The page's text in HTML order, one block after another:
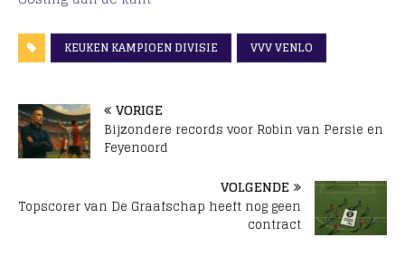
KEUKEN KAMPIOEN DIVISIE VVV VENLO
VORIGE
Bijzondere records voor Robin van Persie en
Feyenoord
VOLGENDE
Topscorer van De Graafschap heeft nog geen
contract